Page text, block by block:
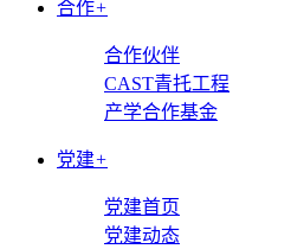
合作+
合作伙伴
CAST青托工程
产学合作基金
党建+
党建首页
党建动态